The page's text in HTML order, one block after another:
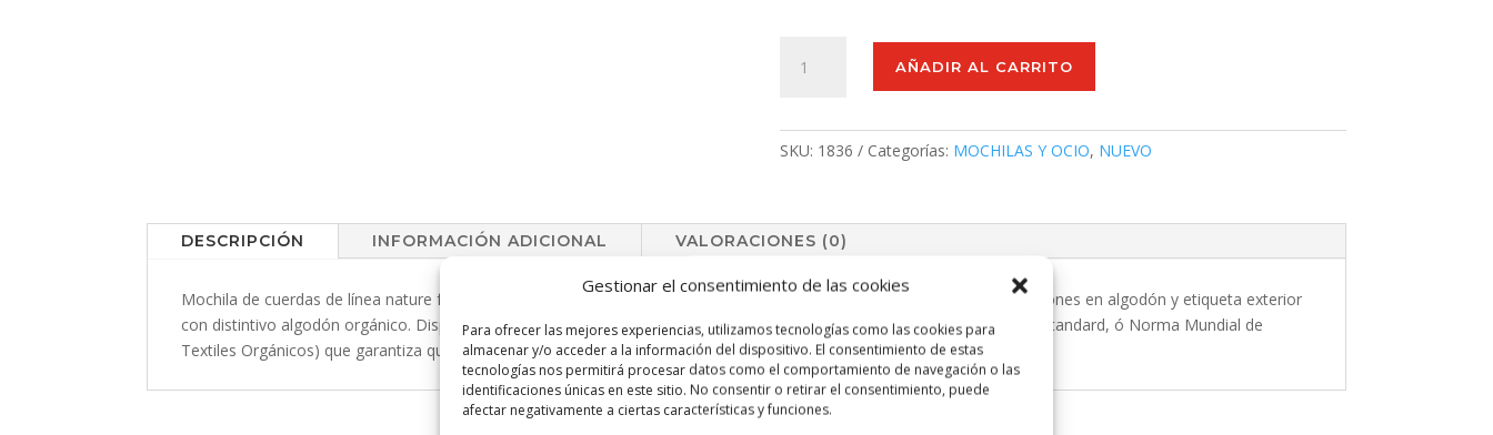
Gestionar el consentimiento de las cookies
Para ofrecer las mejores experiencias, utilizamos tecnologías como las cookies para
almacenar y/o acceder a la información del dispositivo. El consentimiento de estas
tecnologías nos permitirá procesar datos como el comportamiento de navegación o las
identificaciones únicas en este sitio. No consentir o retirar el consentimiento, puede
afectar negativamente a ciertas características y funciones.
Maziu
AÑADIR AL CARRITO
SKU: 1836 Categorías: MOCHILAS Y OCIO, NUEVO
DESCRIPCIÓN INFORMACIÓN ADICIONAL VALORACIONES (0)
Mochila de cuerdas de línea nature fabricada en 100% algodón orgánico de 120g/m2. Compartimento principal con cordones en algodón y etiqueta exterior
con distintivo algodón orgánico. Disponible en variada gama de colores. Con certificación GOTS (Global Organic Textile Standard, ó Norma Mundial de
Textiles Orgánicos) que garantiza que los tejidos están hechos de fibras orgánicas.